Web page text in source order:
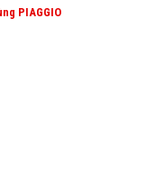
PIAGGIO